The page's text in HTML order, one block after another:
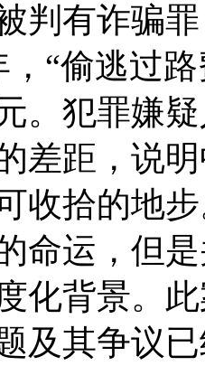
判有诈骗
“偷逃过
。犯罪嫌
差距，说
收拾的地
命运，但
化背景。
及其争议